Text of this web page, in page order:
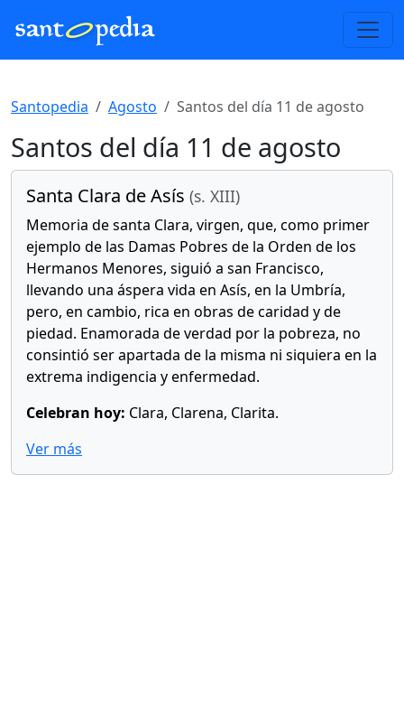
Santopedia Agosto Santos del día 11 de agosto
Santos del día 11 de agosto
Santa Clara de Asís (s. XIII)
Memoria de santa Clara, virgen, que, como primer
ejemplo de las Damas Pobres de la Orden de los
Hermanos Menores, siguió a san Francisco,
llevando una áspera vida en Asís, en la Umbría,
pero, en cambio, rica en obras de caridad y de
piedad. Enamorada de verdad por la pobreza, no
consintió ser apartada de la misma ni siquiera en la
extrema indigencia y enfermedad.
Celebran hoy: Clara, Clarena, Clarita.
Ver más